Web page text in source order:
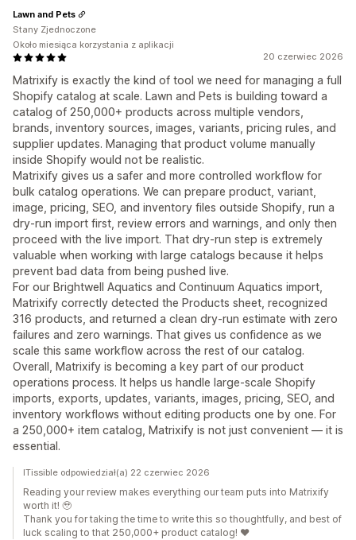
20 czerwiec 2026
Matrixify is exactly the kind of tool we need for managing a full
Shopify catalog at scale. Lawn and Pets is building toward a
catalog of 250,000+ products across multiple vendors,
brands, inventory sources, images, variants, pricing rules, and
supplier updates. Managing that product volume manually
inside Shopify would not be realistic.
Matrixify gives us a safer and more controlled workflow for
bulk catalog operations. We can prepare product, variant,
image, pricing, SEO, and inventory files outside Shopify, run a
dry-run import first, review errors and warnings, and only then
proceed with the live import. That dry-run step is extremely
valuable when working with large catalogs because it helps
prevent bad data from being pushed live.
For our Brightwell Aquatics and Continuum Aquatics import,
Matrixify correctly detected the Products sheet, recognized
316 products, and returned a clean dry-run estimate with zero
failures and zero warnings. That gives us confidence as we
scale this same workflow across the rest of our catalog.
Overall, Matrixify is becoming a key part of our product
operations process. It helps us handle large-scale Shopify
imports, exports, updates, variants, images, pricing, SEO, and
inventory workflows without editing products one by one. For
a 250,000+ item catalog, Matrixify is not just convenient — it is
essential.
Lawn and Pets
Stany Zjednoczone
Około miesiąca korzystania z aplikacji
ITissible odpowiedział(a) 22 czerwiec 2026
Reading your review makes everything our team puts into Matrixify
worth it! 🥹
Thank you for taking the time to write this so thoughtfully, and best of
luck scaling to that 250,000+ product catalog! ❤️